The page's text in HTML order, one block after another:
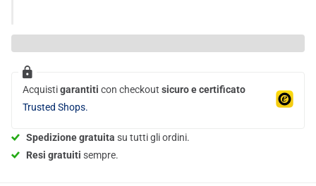
Acquistigarantiti con checkout sicuro e certificato
Trusted Shops.
Spedizione gratuita su tutti gli ordini.
Resi gratuiti sempre.